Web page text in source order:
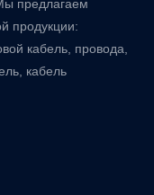
предлагаем
продукции:
кабель, провода,
кабель